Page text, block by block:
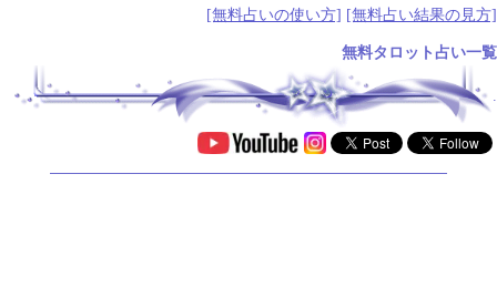
[無料占いの使い方] [無料占い結果の見方]
無料タロット占い一覧